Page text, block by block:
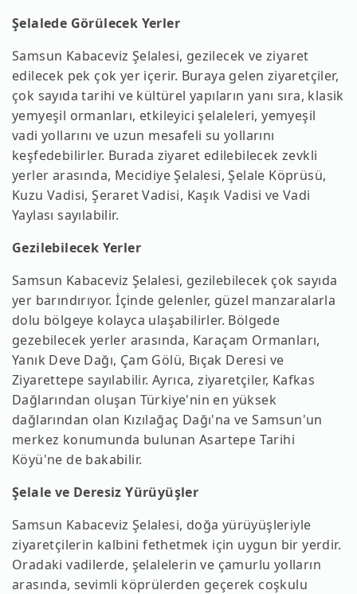
Şelalede Görülecek Yerler
Samsun Kabaceviz Şelalesi, gezilecek ve ziyaret
edilecek pek çok yer içerir. Buraya gelen ziyaretçiler,
çok sayıda tarihi ve kültürel yapıların yanı sıra, klasik
yemyeşil ormanları, etkileyici şelaleleri, yemyeşil
vadi yollarını ve uzun mesafeli su yollarını
keşfedebilirler. Burada ziyaret edilebilecek zevkli
yerler arasında, Mecidiye Şelalesi, Şelale Köprüsü,
Kuzu Vadisi, Şeraret Vadisi, Kaşık Vadisi ve Vadi
Yaylası sayılabilir.
Gezilebilecek Yerler
Samsun Kabaceviz Şelalesi, gezilebilecek çok sayıda
yer barındırıyor. İçinde gelenler, güzel manzaralarla
dolu bölgeye kolayca ulaşabilirler. Bölgede
gezebilecek yerler arasında, Karaçam Ormanları,
Yanık Deve Dağı, Çam Gölü, Bıçak Deresi ve
Ziyarettepe sayılabilir. Ayrıca, ziyaretçiler, Kafkas
Dağlarından oluşan Türkiye'nin en yüksek
dağlarından olan Kızılağaç Dağı'na ve Samsun'un
merkez konumunda bulunan Asartepe Tarihi
Köyü'ne de bakabilir.
Şelale ve Deresiz Yürüyüşler
Samsun Kabaceviz Şelalesi, doğa yürüyüşleriyle
ziyaretçilerin kalbini fethetmek için uygun bir yerdir.
Oradaki vadilerde, şelalelerin ve çamurlu yolların
arasında, sevimli köprülerden geçerek coşkulu